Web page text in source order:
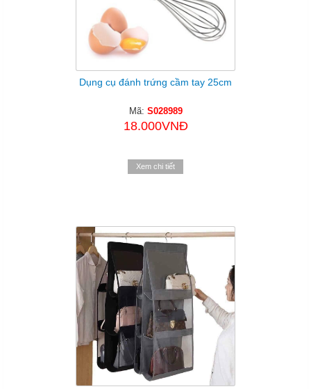
Dụng cụ đánh trứng cầm tay 25cm
Mã: S028989
18.000VNĐ
Xem chi tiết